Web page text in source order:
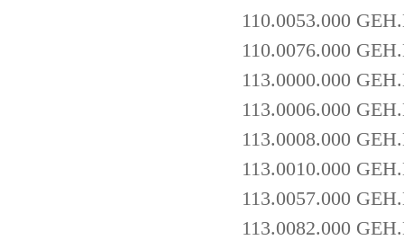
110.0053.000
110.0076.000
113.0000.000
113.0006.000
113.0008.000
113.0010.000
113.0057.000
113.0082.000